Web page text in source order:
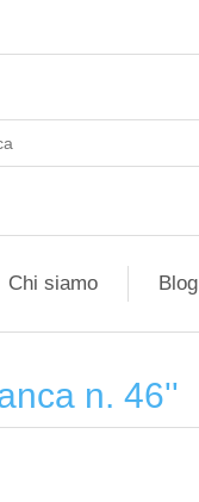
Chi siamo Blog
n. 46